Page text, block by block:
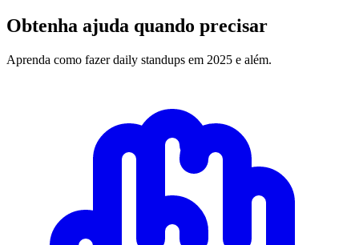
Obtenha ajuda quando precisar
Aprenda como fazer daily standups em 2025 e além.